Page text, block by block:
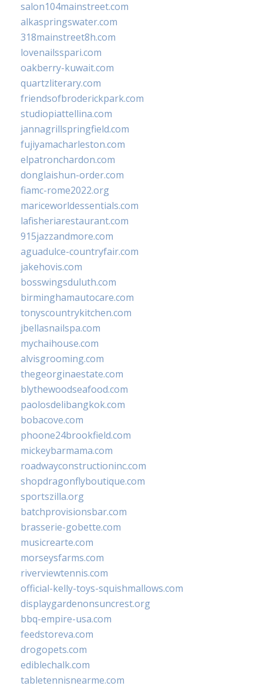
salon104mainstreet.com
alkaspringswater.com
318mainstreet8h.com
lovenailsspari.com
oakberry-kuwait.com
quartzliterary.com
friendsofbroderickpark.com
studiopiattellina.com
jannagrillspringfield.com
fujiyamacharleston.com
elpatronchardon.com
donglaishun-order.com
fiamc-rome2022.org
mariceworldessentials.com
lafisheriarestaurant.com
915jazzandmore.com
aguadulce-countryfair.com
jakehovis.com
bosswingsduluth.com
birminghamautocare.com
tonyscountrykitchen.com
jbellasnailspa.com
mychaihouse.com
alvisgrooming.com
thegeorginaestate.com
blythewoodseafood.com
paolosdelibangkok.com
bobacove.com
phoone24brookfield.com
mickeybarmama.com
roadwayconstructioninc.com
shopdragonflyboutique.com
sportszilla.org
batchprovisionsbar.com
brasserie-gobette.com
musicrearte.com
morseysfarms.com
riverviewtennis.com
official-kelly-toys-squishmallows.com
displaygardenonsuncrest.org
bbq-empire-usa.com
feedstoreva.com
drogopets.com
ediblechalk.com
tabletennisnearme.com